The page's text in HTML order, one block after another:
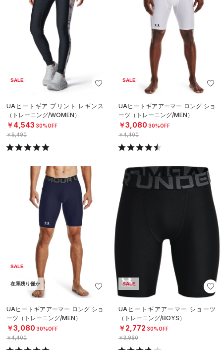
SALE
UAヒートギア プリント レギンス
（トレーニング/WOMEN）
￥4,543 30%OFF
￥6,490
SALE
UAヒートギアアーマー ロング ショ
ーツ（トレーニング/MEN）
￥3,080 30%OFF
￥4,400
SALE
在庫残り僅か
UAヒートギアアーマー ロング ショ
ーツ（トレーニング/MEN）
￥3,080 30%OFF
￥4,400
SALE
UAヒートギアアーマー ショーツ
（トレーニング/BOYS）
￥2,772 30%OFF
￥3,960